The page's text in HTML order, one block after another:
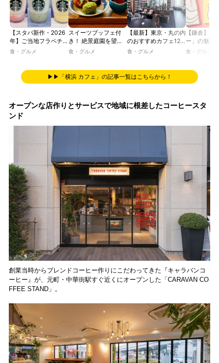
【スタバ新作・2026
年】ご当地フラペチー
ノが新登場！ 地域と
JIMOTO
PROGRAM」が青
食レポート
食・グルメ
スイーツブッフェ付
き！ 絶景庭園を望む
ホテルレストランで味
ツトレンドVol.105】
食・グルメ
【最新】東京・丸の内
のおすすめカフェ12
選｜ひとりでゆったり
るカフェ、優雅なホテ
ルラウンジまで！
食・グルメ
【鎌倉】「
ー」の魅力
説！ 定番商
食・グルメ
▶▶「横浜 カフェ」の記事一覧はこちらから！
オープンな店作りとサービスで地域に根差したコーヒースタ
ンド
創業当時からブレンドコーヒー作りにこだわってきた『キャラバンコ
ーヒー』が、元町・中華街駅すぐ近くにオープンした「CARAVAN CO
FFEE STAND」。